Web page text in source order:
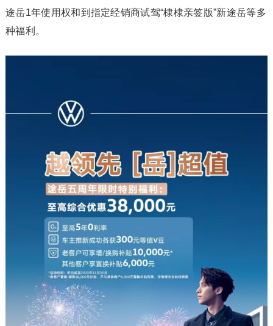
途岳1年使用权和到指定经销商试驾“棣棣亲签版”新途岳等多
种福利。